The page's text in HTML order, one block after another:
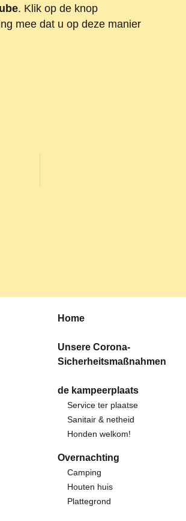
. Klik op de knop
mee dat u op deze manier
Home
Unsere Corona-
Sicherheitsmaßnahmen
de kampeerplaats
Service ter plaatse
Sanitair & netheid
Honden welkom!
Overnachting
Camping
Houten huis
Plattegrond